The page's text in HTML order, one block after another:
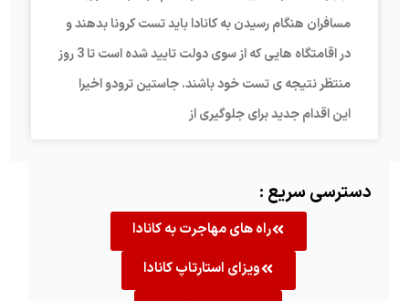
دسترسی سریع :
راه های مهاجرت به کانادا
ویزای استارتاپ کانادا
مسافران هنگام رسیدن به کانادا باید تست کرونا بدهند و
در اقامتگاه هایی که از سوی دولت تایید شده است تا 3 روز
منتظر نتیجه ی تست خود باشند. جاستین ترودو اخیرا
این اقدام جدید برای جلوگیری از